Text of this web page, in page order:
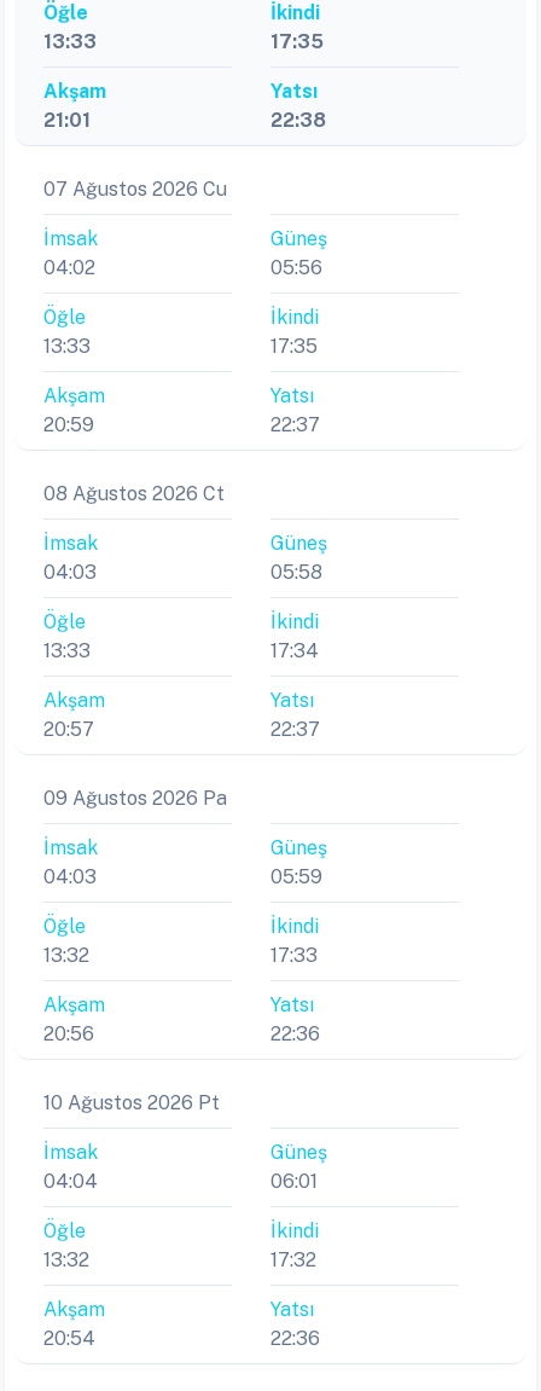
Öğle
13:33
İkindi
17:35
Akşam
21:01
Yatsı
22:38
07 Ağustos 2026 Cu
İmsak
04:02
Güneş
05:56
Öğle
13:33
İkindi
17:35
Akşam
20:59
Yatsı
22:37
08 Ağustos 2026 Ct
İmsak
04:03
Güneş
05:58
Öğle
13:33
İkindi
17:34
Akşam
20:57
Yatsı
22:37
09 Ağustos 2026 Pa
İmsak
04:03
Güneş
05:59
Öğle
13:32
İkindi
17:33
Akşam
20:56
Yatsı
22:36
10 Ağustos 2026 Pt
İmsak
04:04
Güneş
06:01
Öğle
13:32
İkindi
17:32
Akşam
20:54
Yatsı
22:36